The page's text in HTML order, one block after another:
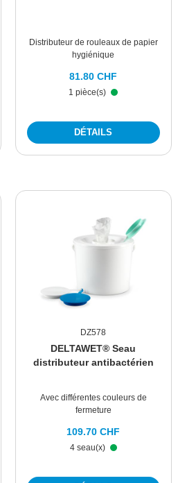
Distributeur de rouleaux de papier
hygiénique
1 pièce(s)
81.80 CHF
DÉTAILS
DZ578
DELTAWET® Seau
distributeur antibactérien
Avec différentes couleurs de
fermeture
4 seau(x)
109.70 CHF